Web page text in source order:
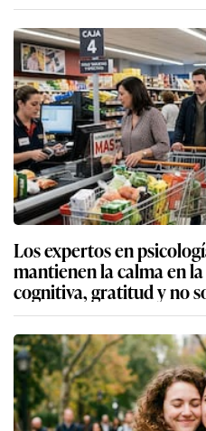
Los expertos en
mantienen la calma en
cognitiva, gratitud y no